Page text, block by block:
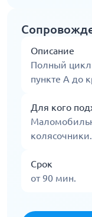
Описание
Полный цикл
пункте А до
Для кого
колясочники.
Срок
от 90 мин.